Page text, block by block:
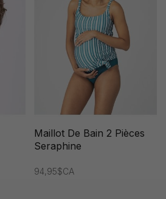
Maillot De Bain 2 Pièces
Seraphine
94,95$CA